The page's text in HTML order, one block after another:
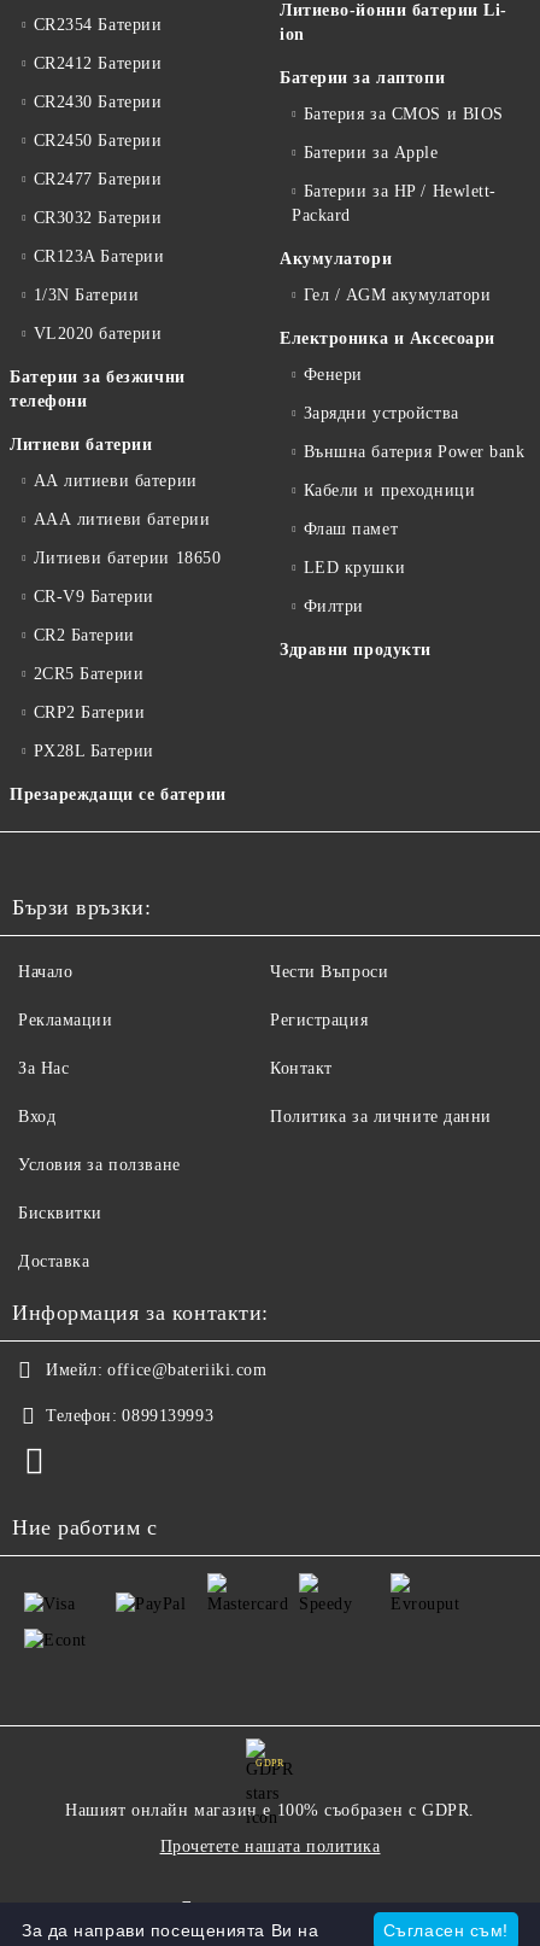
CR2354 Батерии
CR2412 Батерии
CR2430 Батерии
CR2450 Батерии
CR2477 Батерии
CR3032 Батерии
CR123A Батерии
1/3N Батерии
VL2020 батерии
Батерии за безжични
телефони
Литиеви батерии
АА литиеви батерии
ААА литиеви батерии
Литиеви батерии 18650
CR-V9 Батерии
CR2 Батерии
2CR5 Батерии
CRP2 Батерии
PX28L Батерии
Презареждащи се батерии
Литиево-йонни батерии Li-
ion
Батерии за лаптопи
Батерия за CMOS и BIOS
Батерии за Apple
Батерии за HP / Hewlett-
Packard
Акумулатори
Гел / AGM акумулатори
Електроника и Аксесоари
Фенери
Зарядни устройства
Външна батерия Power bank
Кабели и преходници
Флаш памет
LED крушки
Филтри
Здравни продукти
Бързи връзки:
Начало
Рекламации
За Нас
Вход
Чести Въпроси
Регистрация
Контакт
Политика за личните данни
Условия за ползване
Бисквитки
Доставка
Информация за контакти:
Имейл: office@bateriiki.com
Телефон: 0899139993
Ние работим с
GDPR
Нашият онлайн магазин е 100% съобразен с GDPR.
Прочетете нашата политика
Съгласен съм!
За да направи посещенията Ви на